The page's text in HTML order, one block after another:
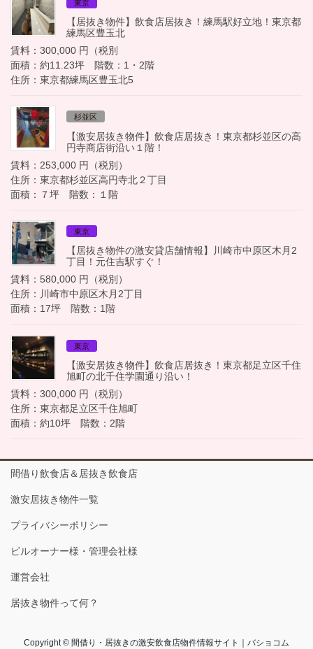
東京
【居抜き物件】飲食店居抜き！練馬駅好立地！東京都
練馬区豊玉北
賃料：300,000 円（税別
面積：約11.23坪 階数：1・2階
住所：東京都練馬区豊玉北5
杉並区
【激安居抜き物件】飲食店居抜き！東京都杉並区の高
円寺商店街沿い１階！
賃料：253,000 円（税別）
住所：東京都杉並区高円寺北２丁目
面積：７坪 階数：１階
東京
【居抜き物件の激安貸店舗情報】川崎市中原区木月2
丁目！元住吉駅すぐ！
賃料：580,000 円（税別）
住所：川崎市中原区木月2丁目
面積：17坪 階数：1階
東京
【激安居抜き物件】飲食店居抜き！東京都足立区千住
旭町の北千住学園通り沿い！
賃料：300,000 円（税別）
住所：東京都足立区千住旭町
面積：約10坪 階数：2階
間借り飲食店＆居抜き飲食店
激安居抜き物件一覧
プライバシーポリシー
ビルオーナー様・管理会社様
運営会社
居抜き物件って何？
Copyright © 間借り・居抜きの激安飲食店物件情報サイト｜バショコム